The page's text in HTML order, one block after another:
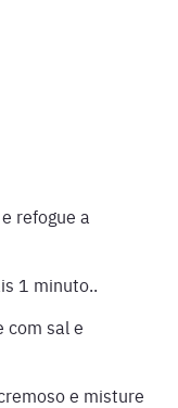
refogue a
1 minuto..
com sal e
e misture